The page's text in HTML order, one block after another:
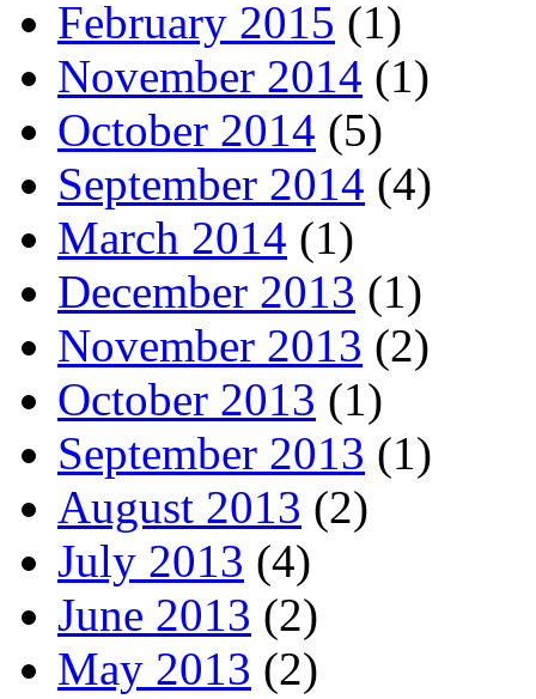
February 2015 (1)
November 2014 (1)
October 2014 (5)
September 2014 (4)
March 2014 (1)
December 2013 (1)
November 2013 (2)
October 2013 (1)
September 2013 (1)
August 2013 (2)
July 2013 (4)
June 2013 (2)
May 2013 (2)